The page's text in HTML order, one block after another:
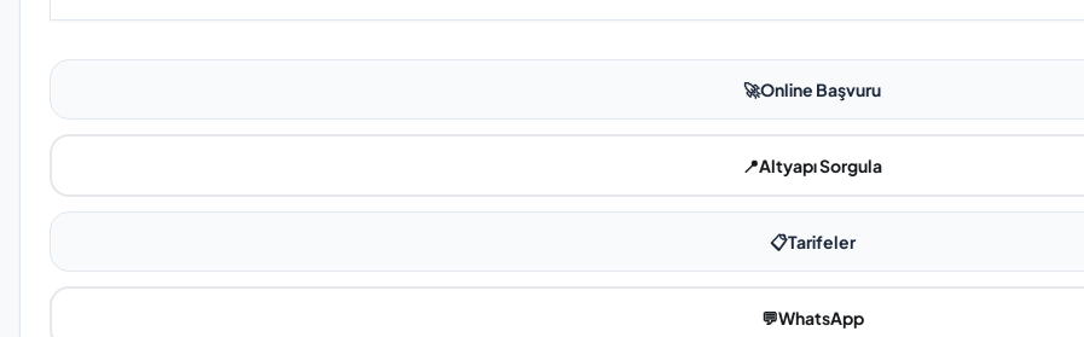
🚀Online Başvuru
📍Altyapı Sorgula
📋Tarifeler
💬WhatsApp